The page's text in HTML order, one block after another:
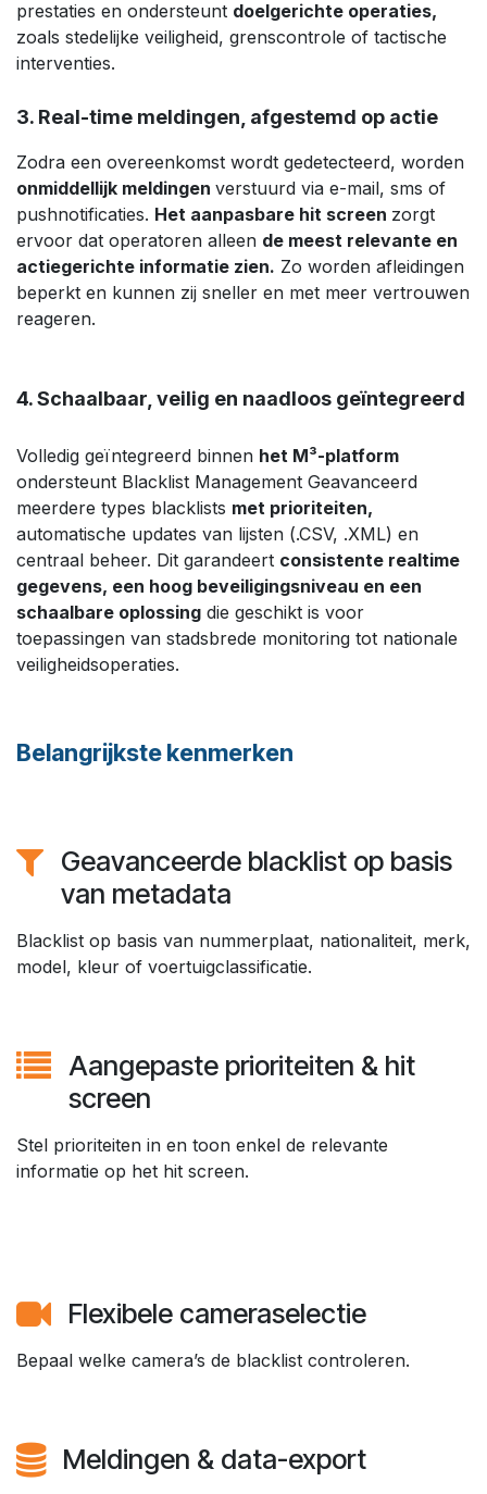
prestaties en ondersteunt doelgerichte operaties,
zoals stedelijke veiligheid, grenscontrole of tactische
interventies.
3. Real-time meldingen, afgestemd op actie
Zodra een overeenkomst wordt gedetecteerd, worden
onmiddellijk meldingen verstuurd via e-mail, sms of
pushnotificaties. Het aanpasbare hit screen zorgt
ervoor dat operatoren alleen de meest relevante en
actiegerichte informatie zien. Zo worden afleidingen
beperkt en kunnen zij sneller en met meer vertrouwen
reageren.
4. Schaalbaar, veilig en naadloos geïntegreerd
Volledig geïntegreerd binnen het M³-platform
ondersteunt Blacklist Management Geavanceerd
meerdere types blacklists met prioriteiten,
automatische updates van lijsten (.CSV, .XML) en
centraal beheer. Dit garandeert consistente realtime
gegevens, een hoog beveiligingsniveau en een
schaalbare oplossing die geschikt is voor
toepassingen van stadsbrede monitoring tot nationale
veiligheidsoperaties.
Belangrijkste kenmerken​
Geavanceerde blacklist op basis
van metadata​
Blacklist op basis van nummerplaat, nationaliteit, merk,
model, kleur of voertuigclassificatie.​
Aangepaste prioriteiten & hit
screen​
Stel prioriteiten in en toon enkel de relevante
informatie op het hit screen.​
Flexibele cameraselectie​
Bepaal welke camera’s de blacklist controleren.​
Meldingen & data-export​